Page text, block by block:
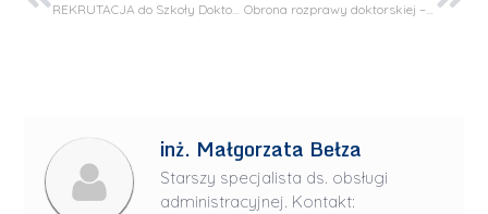
REKRUTACJA do Szkoły Doktorskiej PK w dyscyplinie Inżynieria Chemiczna Obrona rozprawy doktorskiej – mgr inż. Sonia Kkudłacik-Kramarczyk
inż. Małgorzata Bełza
Starszy specjalista ds. obsługi
administracyjnej. Kontakt: